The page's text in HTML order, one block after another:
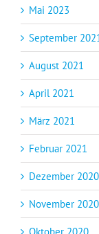
Mai 2023
September 2021
August 2021
April 2021
März 2021
Februar 2021
Dezember 2020
November 2020